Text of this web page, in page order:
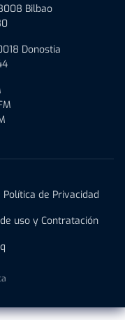
Bilbao
Donostia
Política de Privacidad
uso y Contratación